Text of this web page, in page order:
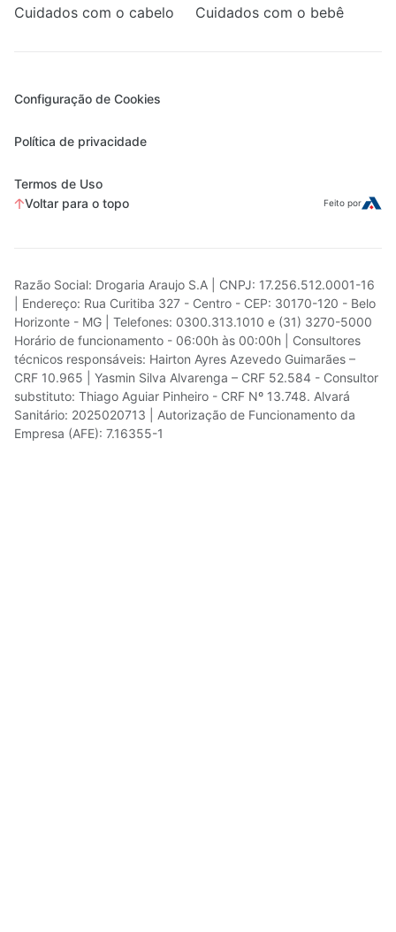
Cuidados com o cabelo Cuidados com o bebê
Configuração de Cookies
Política de privacidade
Termos de Uso
Voltar para o topo
Feito por
Razão Social: Drogaria Araujo S.A | CNPJ: 17.256.512.0001-16
| Endereço: Rua Curitiba 327 - Centro - CEP: 30170-120 - Belo
Horizonte - MG | Telefones: 0300.313.1010 e (31) 3270-5000
Horário de funcionamento - 06:00h às 00:00h | Consultores
técnicos responsáveis: Hairton Ayres Azevedo Guimarães –
CRF 10.965 | Yasmin Silva Alvarenga – CRF 52.584 - Consultor
substituto: Thiago Aguiar Pinheiro - CRF Nº 13.748. Alvará
Sanitário: 2025020713 | Autorização de Funcionamento da
Empresa (AFE): 7.16355-1